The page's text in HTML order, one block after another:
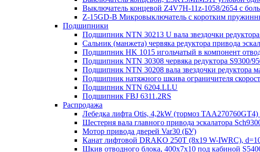
Выключатель концевой Z4V7H-11z-1058/2654 с
Z-15GD-B Микровыключатель с коротким
Подшипники
Подшипник NTN 30213 U вала звездочки
Сальник (манжета) червяка редуктора привода
Подшипник HK 1015 игольчатый в компонент
Подшипник NTN 30308 червяка редуктора S9300/
Подшипник NTN 30208 вала звездочки редуктора
Подшипник натяжного шкива ограничителя
Подшипник NTN 6204.LLU
Подшипник FBJ 6311.2RS
Распродажа
Лебедка лифта Otis, 4,2kW (тормоз
Шестерня вала главного привода эскалатора
Мотор привода дверей Var30 (БУ)
Канат лифтовой DRAKO 250T (8x19 W-IWRC),
Шкив отводного блока, 400х7х10 под кабиной